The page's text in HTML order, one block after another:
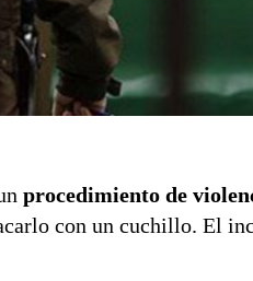
procedimiento de
con un cuchillo. El